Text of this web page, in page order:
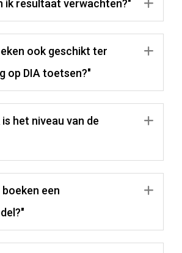
ik resultaat verwachten?"
ook geschikt ter
op DIA toetsen?"
het niveau van de
een